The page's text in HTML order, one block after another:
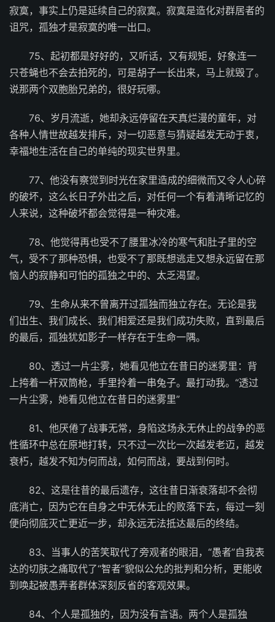
寂寞，事实上仍是延续自己的寂寞。寂寞是造化对群居者的
诅咒，孤独才是寂寞的唯一出口。
75、起初都是好好的，又听话，又有规矩，好象连一
只苍蝇也不会去拍死的，可是胡子一长出来，马上就毁了。
说那两个双胞胎兄弟的，很好玩哪。
76、岁月流逝，她却永远停留在天真烂漫的童年，对
各种人情世故越发排斥，对一切恶意与猜疑越发无动于衷，
幸福地生活在自己的单纯的现实世界里。
77、他没有察觉到时光在家里造成的细微而又令人心碎
的破坏，这么长日子外出之后，对任何一个有着清晰记忆的
人来说，这种破坏都会觉得是一种灾难。
78、他觉得再也受不了腰里冰冷的寒气和肚子里的空
气，受不了那种恐惧，也受不了那既想逃走又想永远留在那
恼人的寂静和可怕的孤独之中的、太乏渴望。
79、生命从来不曾离开过孤独而独立存在。无论是我
们出生、我们成长、我们相爱还是我们成功失败，直到最后
的最后，孤独犹如影子一样存在于生命一隅。
80、透过一片尘雾，她看见他立在昔日的迷雾里：背
上挎着一杆双筒枪，手里拎着一串兔子。最打动我。“透过
一片尘雾，她看见他立在昔日的迷雾里”
81、他厌倦了战事无常，身陷这场永无休止的战争的恶
性循环中总在原地打转，只不过一次比一次越发老迈，越发
衰朽，越发不知为何而战，如何而战，要战到何时。
82、这是往昔的最后遗存，这往昔日渐衰落却不会彻
底消亡，因为它在自身之中无休无止的败落下去，每过一刻
便向彻底灭亡更近一步，却永远无法抵达最后的终结。
83、当事人的苦笑取代了旁观者的眼泪，“愚者”自我表
达的切肤之痛取代了“智者”貌似公允的批判和分析，更能收
到唤起被愚弄者群体深刻反省的客观效果。
84、个人是孤独的，因为没有言语。两个人是孤独